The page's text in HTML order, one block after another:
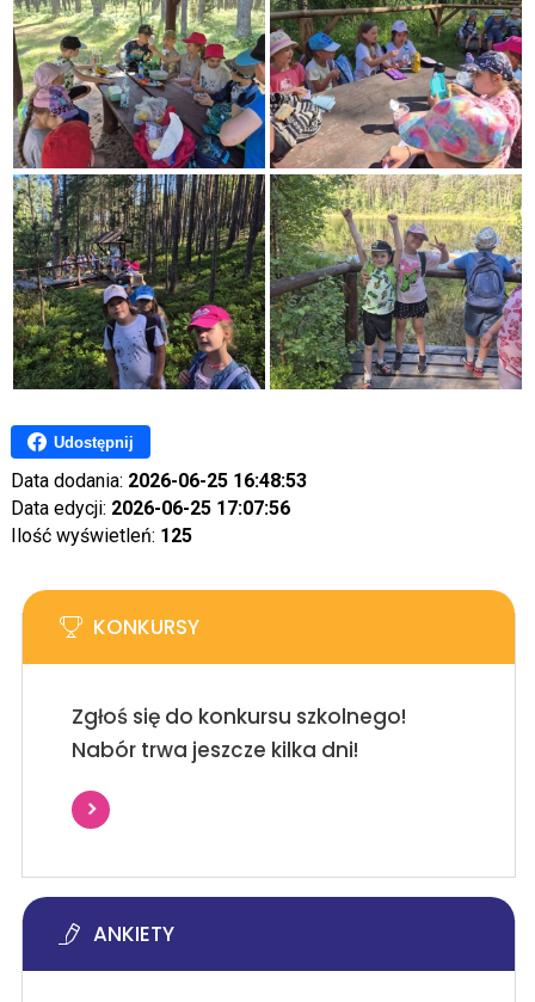
Udostępnij
Data dodania: 2026-06-25 16:48:53
Data edycji: 2026-06-25 17:07:56
Ilość wyświetleń: 125
KONKURSY
Zgłoś się do konkursu szkolnego!
Nabór trwa jeszcze kilka dni!
ANKIETY